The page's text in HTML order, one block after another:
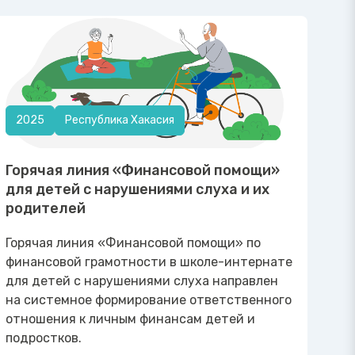
2025 Республика Хакасия
Горячая линия «Финансовой помощи»
для детей с нарушениями слуха и их
родителей
Горячая линия «Финансовой помощи» по
финансовой грамотности в школе-интернате
для детей с нарушениями слуха направлен
на системное формирование ответственного
отношения к личным финансам детей и
подростков.